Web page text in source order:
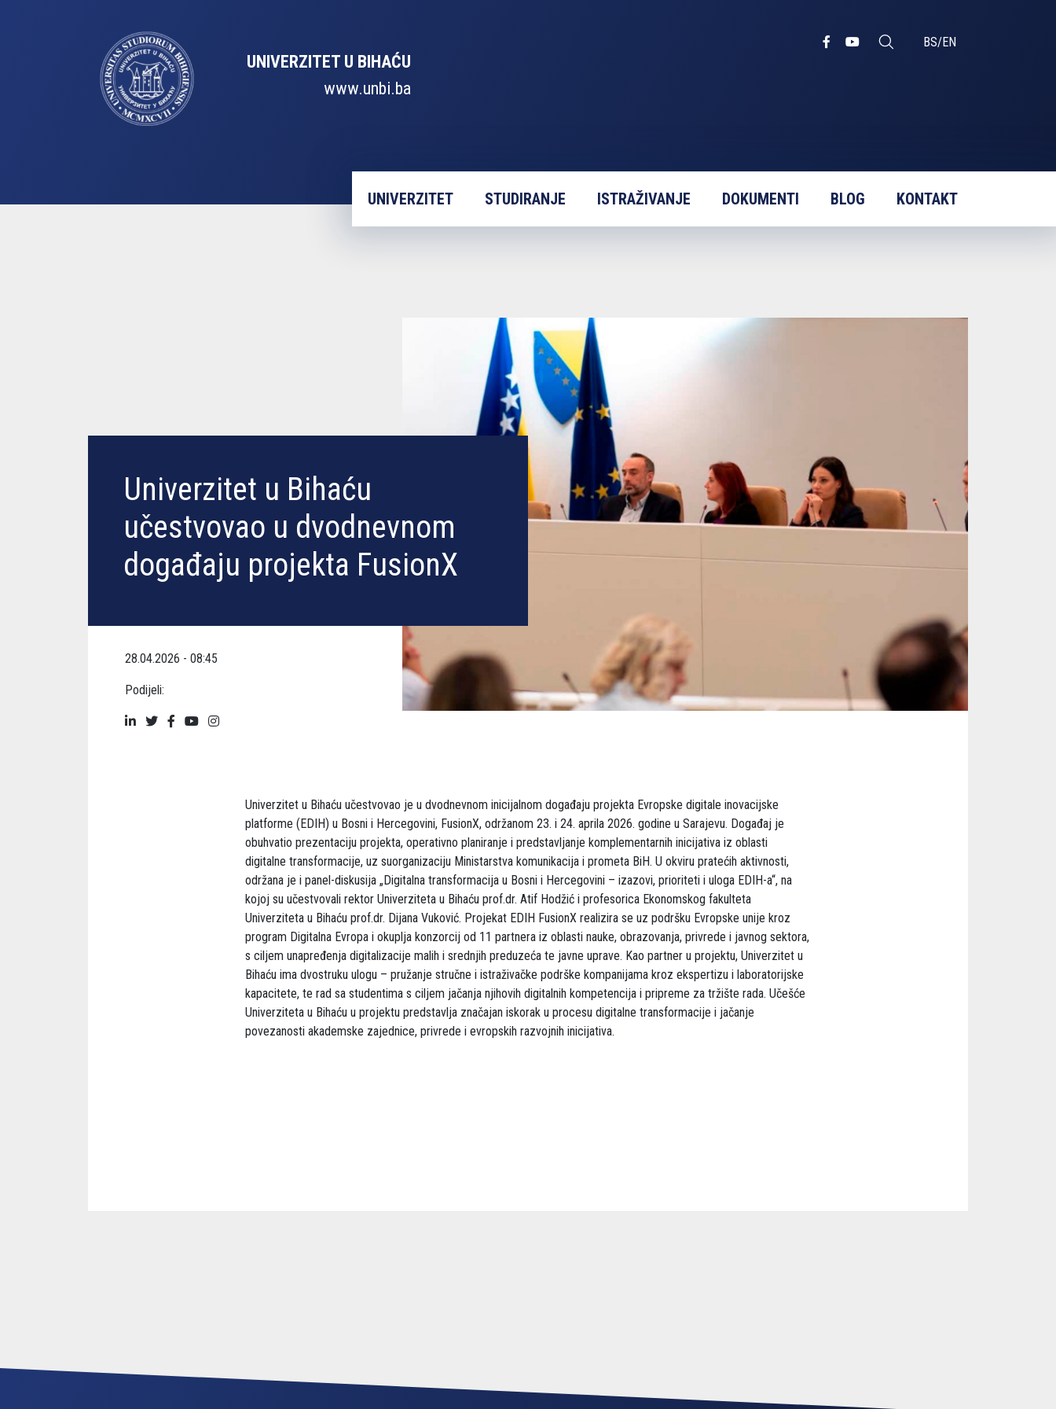
UNIVERZITET U BIHAĆU
www.unbi.ba
BS/EN
UNIVERZITET STUDIRANJE ISTRAŽIVANJE DOKUMENTI BLOG KONTAKT
Univerzitet u Bihaću
učestvovao u dvodnevnom
događaju projekta FusionX
28.04.2026 - 08:45
Podijeli:
Univerzitet u Bihaću učestvovao je u dvodnevnom inicijalnom događaju projekta Evropske digitale inovacijske
platforme (EDIH) u Bosni i Hercegovini, FusionX, održanom 23. i 24. aprila 2026. godine u Sarajevu. Događaj je
obuhvatio prezentaciju projekta, operativno planiranje i predstavljanje komplementarnih inicijativa iz oblasti
digitalne transformacije, uz suorganizaciju Ministarstva komunikacija i prometa BiH. U okviru pratećih aktivnosti,
održana je i panel-diskusija „Digitalna transformacija u Bosni i Hercegovini – izazovi, prioriteti i uloga EDIH-a“, na
kojoj su učestvovali rektor Univerziteta u Bihaću prof.dr. Atif Hodžić i profesorica Ekonomskog fakulteta
Univerziteta u Bihaću prof.dr. Dijana Vuković. Projekat EDIH FusionX realizira se uz podršku Evropske unije kroz
program Digitalna Evropa i okuplja konzorcij od 11 partnera iz oblasti nauke, obrazovanja, privrede i javnog sektora,
s ciljem unapređenja digitalizacije malih i srednjih preduzeća te javne uprave. Kao partner u projektu, Univerzitet u
Bihaću ima dvostruku ulogu – pružanje stručne i istraživačke podrške kompanijama kroz ekspertizu i laboratorijske
kapacitete, te rad sa studentima s ciljem jačanja njihovih digitalnih kompetencija i pripreme za tržište rada. Učešće
Univerziteta u Bihaću u projektu predstavlja značajan iskorak u procesu digitalne transformacije i jačanje
povezanosti akademske zajednice, privrede i evropskih razvojnih inicijativa.